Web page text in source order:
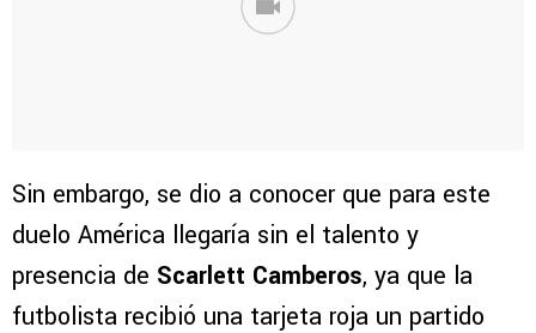
Sin embargo, se dio a conocer que para este
duelo América llegaría sin el talento y
presencia de Scarlett Camberos, ya que la
futbolista recibió una tarjeta roja un partido